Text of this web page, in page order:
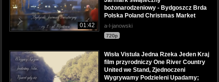
01:42
bożonarodzeniowy - Bydgoszcz Brda
Polska Poland Christmas Market
a-l-janowski
720p
Wisła Vistula Jedna Rzeka Jeden Kraj
film przyrodniczy One River Country
United we Stand, Zjednoczeni
Wygrywamy Podzieleni Upadamy;